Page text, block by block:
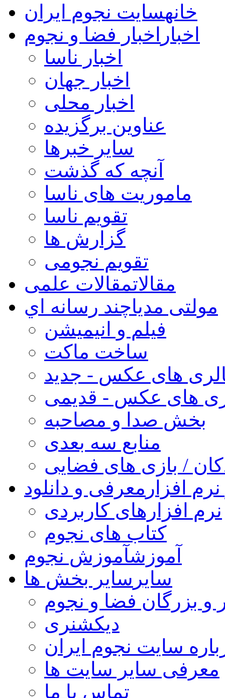
خانهسایت نجوم ایران
اخبار اخبار فضا و نجوم
اخبار ناسا
اخبار جهان
اخبار محلی
عناوین برگزیده
سایر خبرها
آنچه که گذشت
ماموریت های ناسا
تقویم ناسا
گزارش ها
تقویم نجومی
مقالاتمقالات علمی
مولتی مدیاچند رسانه اي
فیلم و انیمیشن
ساخت ماکت
های عکس - جدید
های عکس - قدیمی
بخش صدا و مصاحبه
منابع سه بعدی
/ بازی های فضایی
افزار معرفی و دانلود
نرم افزارهای کاربردی
کتاب های نجوم
آموزشآموزش نجوم
سایر سایر بخش ها
و بزرگان فضا و نجوم
دیکشنری
سایت نجوم ایران
معرفی سایر سایت ها
تماس با ما